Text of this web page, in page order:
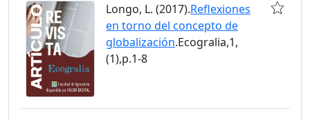
Longo, L. (2017).Reflexiones
en torno del concepto de
globalización.Ecogralia,1,
(1),p.1-8